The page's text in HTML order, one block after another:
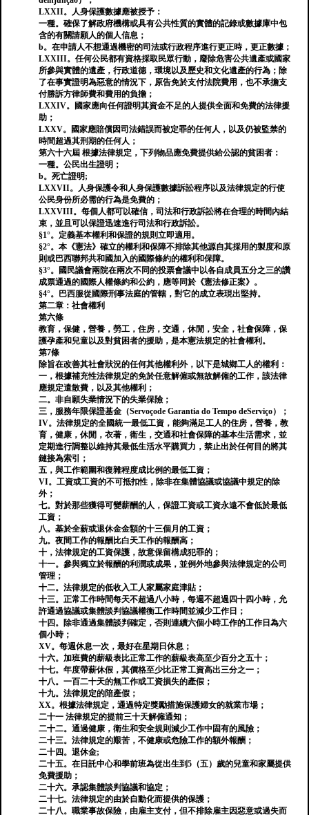
LXXII。人身保護數據應被授予：
一種。確保了解政府機構或具有公共性質的實體的記錄或數據庫中包
含的有關請願人的個人信息；
b。在申請人不想通過機密的司法或行政程序進行更正時，更正數據；
LXXIII。任何公民都有資格採取民眾行動，廢除危害公共遺產或國家
所參與實體的遺產，行政道德，環境以及歷史和文化遺產的行為；除
了在事實證明為惡意的情況下，原告免於支付法院費用，也不承擔支
付勝訴方律師費和費用的負擔；
LXXIV。國家應向任何證明其資金不足的人提供全面和免費的法律援
助；
LXXV。國家應賠償因司法錯誤而被定罪的任何人，以及仍被監禁的
時間超過其刑期的任何人；
第六十六屆 根據法律規定，下列物品應免費提供給公認的貧困者：
一種。公民出生證明；
b。死亡證明;
LXXVII。人身保護令和人身保護數據訴訟程序以及法律規定的行使
公民身份所必需的行為是免費的；
LXXVIII。每個人都可以確信，司法和行政訴訟將在合理的時間內結
束，並且可以保證迅速進行司法和行政訴訟。
§1°。定義基本權利和保證的規則立即適用。
§2°。本《憲法》確立的權利和保障不排除其他源自其採用的製度和原
則或巴西聯邦共和國加入的國際條約的權利和保障。
§3°。國民議會兩院在兩次不同的投票會議中以各自成員五分之三的讚
成票通過的國際人權條約和公約，應等同於《憲法修正案》。
§4°。巴西服從國際刑事法庭的管轄，對它的成立表現出堅持。
第二章：社會權利
第六條
教育，保健，營養，勞工，住房，交通，休閒，安全，社會保障，保
護孕產和兒童以及對貧困者的援助，是本憲法規定的社會權利。
第7條
除旨在改善其社會狀況的任何其他權利外，以下是城鄉工人的權利：
一，根據補充性法律規定的免於任意解僱或無故解僱的工作，該法律
應規定遣散費，以及其他權利；
二。非自願失業情況下的失業保險；
三，服務年限保證基金（Servoçode Garantia do Tempo deServiço）；
IV。法律規定的全國統一最低工資，能夠滿足工人的住房，營養，教
育，健康，休閒，衣著，衛生，交通和社會保障的基本生活需求，並
定期進行調整以維持其最低生活水平購買力，禁止出於任何目的將其
鏈接為索引；
五，與工作範圍和復雜程度成比例的最低工資；
VI。工資或工資的不可抵扣性，除非在集體協議或協議中規定的除
外；
七。對於那些獲得可變薪酬的人，保證工資或工資永遠不會低於最低
工資；
八。基於全薪或退休金金額的十三個月的工資；
九。夜間工作的報酬比白天工作的報酬高；
十，法律規定的工資保護，故意保留構成犯罪的；
十一。參與獨立於報酬的利潤或成果，並例外地參與法律規定的公司
管理；
十二。法律規定的低收入工人家屬家庭津貼；
十三。正常工作時間每天不超過八小時，每週不超過四十四小時，允
許通過協議或集體談判協議權衡工作時間並減少工作日；
十四。除非通過集體談判確定，否則連續六個小時工作的工作日為六
個小時；
XV。每週休息一次，最好在星期日休息；
十六。加班費的薪級表比正常工作的薪級表高至少百分之五十；
十七。年度帶薪休假，其價格至少比正常工資高出三分之一；
十八。一百二十天的無工作或工資損失的產假；
十九。法律規定的陪產假；
XX。根據法律規定，通過特定獎勵措施保護婦女的就業市場；
二十一 法律規定的提前三十天解僱通知；
二十二。通過健康，衛生和安全規則減少工作中固有的風險；
二十三。法律規定的艱苦，不健康或危險工作的額外報酬；
二十四。退休金;
二十五。在日託中心和學前班為從出生到5（五）歲的兒童和家屬提供
免費援助；
二十六。承認集體談判協議和協定；
二十七。法律規定的由於自動化而提供的保護；
二十八。職業事故保險，由雇主支付，但不排除雇主因惡意或過失而